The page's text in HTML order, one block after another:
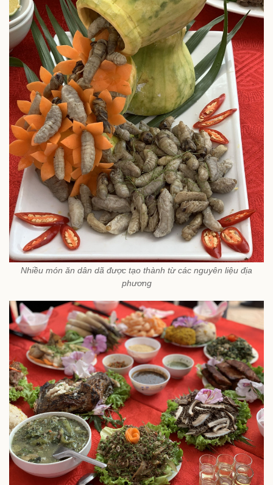
Nhiều món ăn dân dã được tạo thành từ các nguyên liệu địa
phương